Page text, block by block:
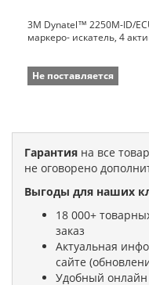
3M Dynatel™ 2250M-ID/
маркеро- искатель, 4
Не поставляется
Гарантия на все
не оговорено
Выгоды для наших
18 000+
заказ
Актуальная
сайте
Удобный онлайн